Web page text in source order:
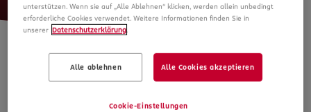
Die Suche geht weiter
unterstützen. Wenn sie auf „Alle Ablehnen“ klicken, werden allein unbedingt
erforderliche Cookies verwendet. Weitere Informationen finden Sie in
unserer Datenschutzerklärung
Alle ablehnen Alle Cookies akzeptieren
Cookie-Einstellungen